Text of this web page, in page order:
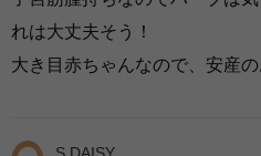
れは大丈夫そう！
大き目赤ちゃんなので、安産